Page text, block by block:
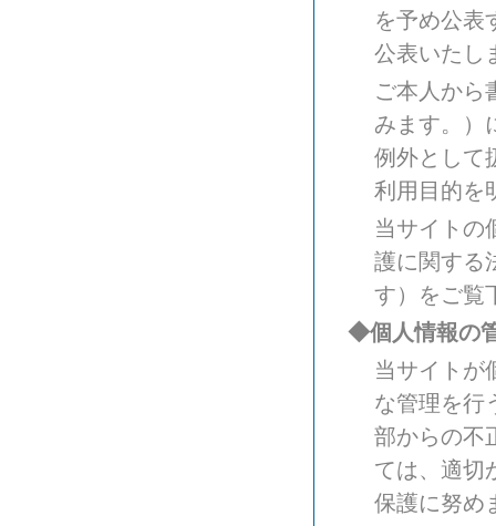
を予め公表
公表いたし
ご本人から
みます。）
例外として
利用目的を
当サイトの
護に関する
す）をご覧
◆個人情報の
当サイトが
な管理を行
部からの不
ては、適切
保護に努め